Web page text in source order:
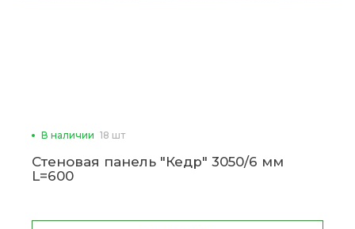
В наличии 18 шт
Стеновая панель "Кедр" 3050/6 мм
L=600